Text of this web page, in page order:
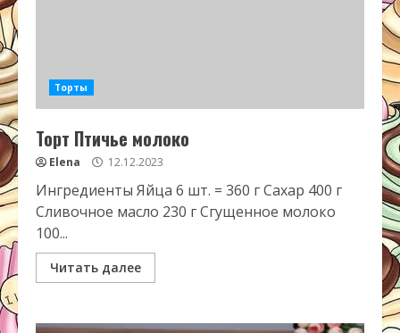
Торты
Торт Птичье молоко
Elena 12.12.2023
Ингредиенты Яйца 6 шт. = 360 г Сахар 400 г
Сливочное масло 230 г Сгущенное молоко
100...
Читать далее